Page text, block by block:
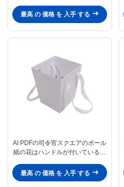
最高 の 価格 を 入手 する
AI PDFの司令官スクエアのボール
紙の花はハンドルが付いているエ
最高 の 価格 を 入手 する